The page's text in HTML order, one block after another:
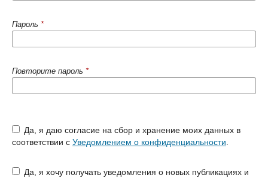
Пароль *
Повторите пароль *
соответствии с Уведомлением о конфиденциальности